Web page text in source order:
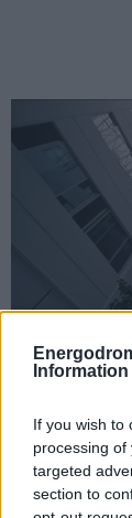
Information
If you wish to
processing
targeted
section to
Ideal
9μηνο
Αυξημένα
ευρώ), όπως